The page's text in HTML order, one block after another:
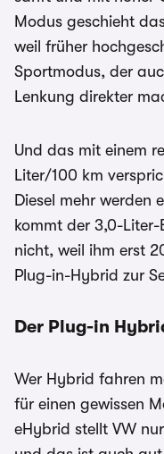
Modus geschieht
weil früher
Sportmodus, der
Lenkung direkter
Und das mit einem
Liter/100 km
Diesel mehr werden
kommt der 3,0-Liter-
nicht, weil ihm erst
Plug-in-Hybrid zur
Der Plug-in
Wer Hybrid fahren
für einen gewissen
eHybrid stellt VW